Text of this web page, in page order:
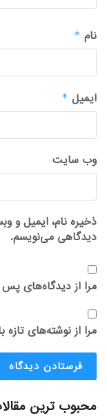
نام *
ایمیل *
وب‌ سایت
ذخیره نام، ایمیل و
دیدگاهی می‌نویسم.
مرا از دیدگاه‌های پس
مرا از نوشته‌های تازه
محبوب ترین